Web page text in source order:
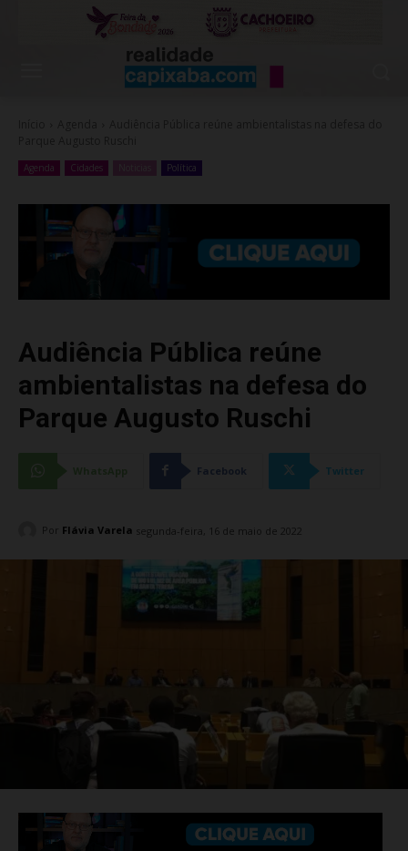
Agenda Cidades Política
Audiência Pública reúne
ambientalistas na defesa do
Parque Augusto Ruschi
Facebook Twitter
Por Flávia Varela segunda-feira, 16 de maio de 2022